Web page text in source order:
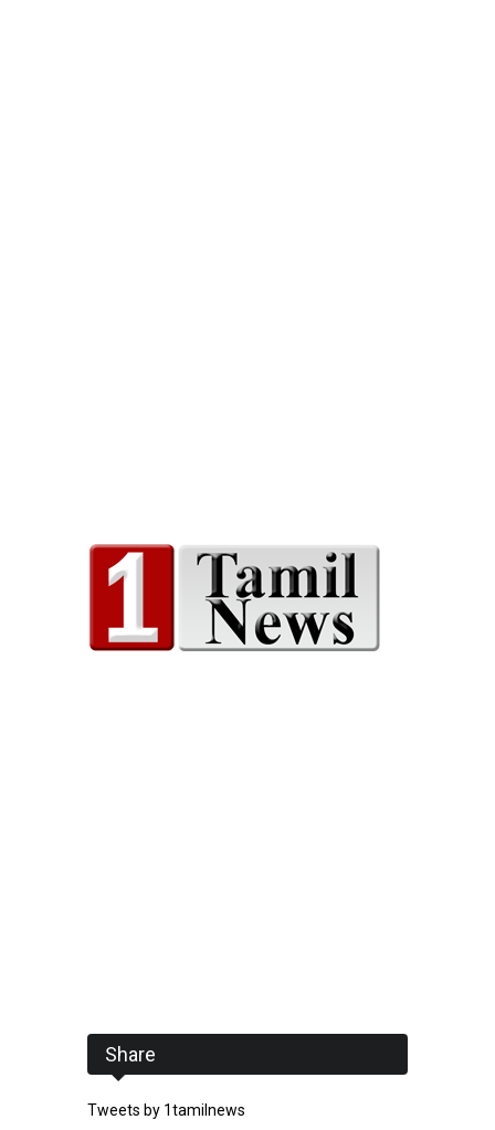
Share
Tweets by 1tamilnews